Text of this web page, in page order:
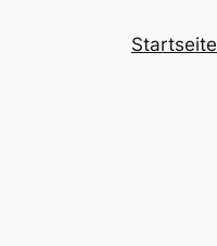
Startseite